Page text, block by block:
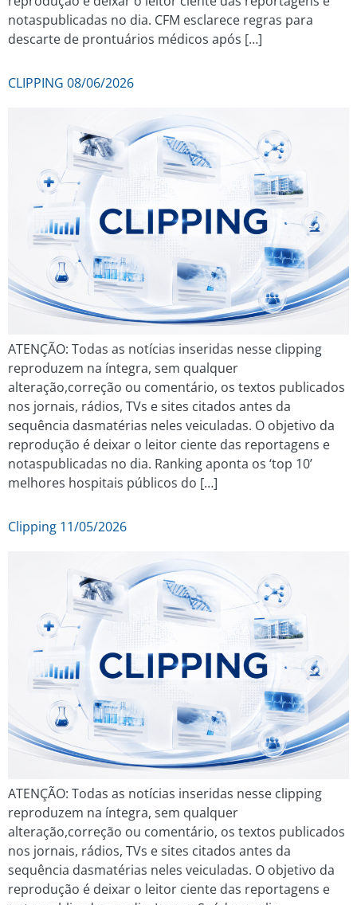
notaspublicadas no dia. CFM esclarece regras para
descarte de prontuários médicos após […]
CLIPPING 08/06/2026
ATENÇÃO: Todas as notícias inseridas nesse clipping
reproduzem na íntegra, sem qualquer
alteração,correção ou comentário, os textos publicados
nos jornais, rádios, TVs e sites citados antes da
sequência dasmatérias neles veiculadas. O objetivo da
reprodução é deixar o leitor ciente das reportagens e
notaspublicadas no dia. Ranking aponta os ‘top 10’
melhores hospitais públicos do […]
Clipping 11/05/2026
ATENÇÃO: Todas as notícias inseridas nesse clipping
reproduzem na íntegra, sem qualquer
alteração,correção ou comentário, os textos publicados
nos jornais, rádios, TVs e sites citados antes da
sequência dasmatérias neles veiculadas. O objetivo da
reprodução é deixar o leitor ciente das reportagens e